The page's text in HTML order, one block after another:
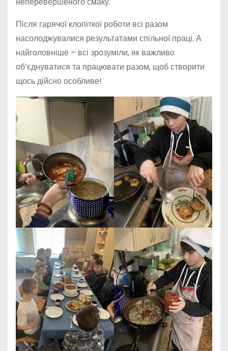
Після гарячої клопіткої роботи всі разом
насолоджувалися результатами спільної праці. А
найголовніше – всі зрозуміли, як важливо
об’єднуватися та працювати разом, щоб створити
щось дійсно особливе!